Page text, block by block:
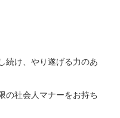
続け、やり遂げる力のあ
の社会人マナーをお持ち